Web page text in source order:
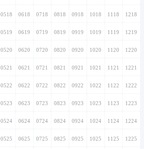
0518 0618 0718 0818 0918 1018 1118 1218
0519 0619 0719 0819 0919 1019 1119 1219
0520 0620 0720 0820 0920 1020 1120 1220
0521 0621 0721 0821 0921 1021 1121 1221
0522 0622 0722 0822 0922 1022 1122 1222
0523 0623 0723 0823 0923 1023 1123 1223
0524 0624 0724 0824 0924 1024 1124 1224
0525 0625 0725 0825 0925 1025 1125 1225